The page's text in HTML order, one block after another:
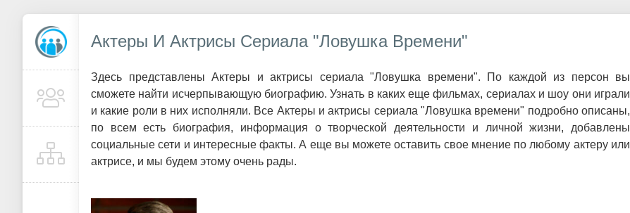
Актеры И Актрисы Сериала "Ловушка Времени"
Здесь представлены Актеры и актрисы сериала "Ловушка времени". По каждой из персон вы
сможете найти исчерпывающую биографию. Узнать в каких еще фильмах, сериалах и шоу они играли
и какие роли в них исполняли. Все Актеры и актрисы сериала "Ловушка времени" подробно описаны,
по всем есть биография, информация о творческой деятельности и личной жизни, добавлены
социальные сети и интересные факты. А еще вы можете оставить свое мнение по любому актеру или
актрисе, и мы будем этому очень рады.